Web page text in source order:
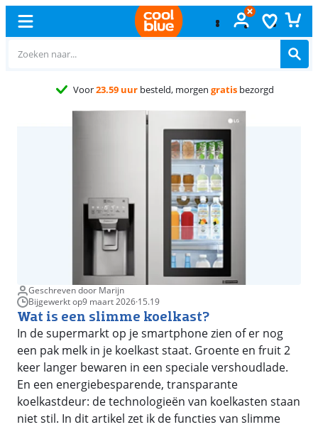
Geschreven door Marijn
Bijgewerkt op9 maart 2026·15.19
Wat is een slimme koelkast?
In de supermarkt op je smartphone zien of er nog
een pak melk in je koelkast staat. Groente en fruit 2
keer langer bewaren in een speciale vershoudlade.
En een energiebesparende, transparante
koelkastdeur: de technologieën van koelkasten staan
niet stil. In dit artikel zet ik de functies van slimme